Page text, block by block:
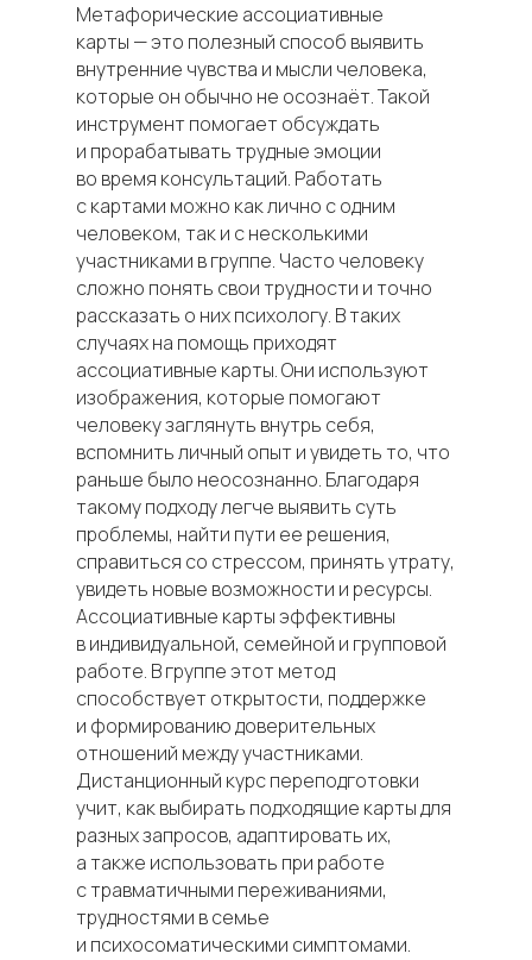
Метафорические ассоциативные
карты — это полезный способ выявить
внутренние чувства и мысли человека,
которые он обычно не осознаёт. Такой
инструмент помогает обсуждать
и прорабатывать трудные эмоции
во время консультаций. Работать
с картами можно как лично с одним
человеком, так и с несколькими
участниками в группе. Часто человеку
сложно понять свои трудности и точно
рассказать о них психологу. В таких
случаях на помощь приходят
ассоциативные карты. Они используют
изображения, которые помогают
человеку заглянуть внутрь себя,
вспомнить личный опыт и увидеть то, что
раньше было неосознанно. Благодаря
такому подходу легче выявить суть
проблемы, найти пути ее решения,
справиться со стрессом, принять утрату,
увидеть новые возможности и ресурсы.
Ассоциативные карты эффективны
в индивидуальной, семейной и групповой
работе. В группе этот метод
способствует открытости, поддержке
и формированию доверительных
отношений между участниками.
Дистанционный курс переподготовки
учит, как выбирать подходящие карты для
разных запросов, адаптировать их,
а также использовать при работе
с травматичными переживаниями,
трудностями в семье
и психосоматическими симптомами.